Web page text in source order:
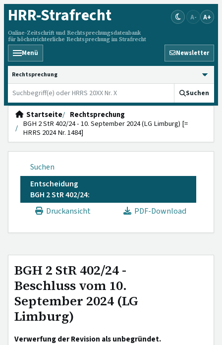
HRR-Strafrecht
Online-Zeitschrift und Rechtsprechungsdatenbank
für höchstrichterliche Rechtsprechung im Strafrecht
A- A+
Menü Newsletter
HRRS durchsuchen
Suchen
Startseite
Rechtsprechung
BGH 2 StR 402/24 - 10. September 2024 (LG Limburg) [=
HRRS 2024 Nr. 1484]
Suchen
Entscheidung
BGH 2 StR 402/24:
Druckansicht
PDF-Download
BGH 2 StR 402/24 -
Beschluss vom 10.
September 2024 (LG
Limburg)
Verwerfung der Revision als unbegründet.